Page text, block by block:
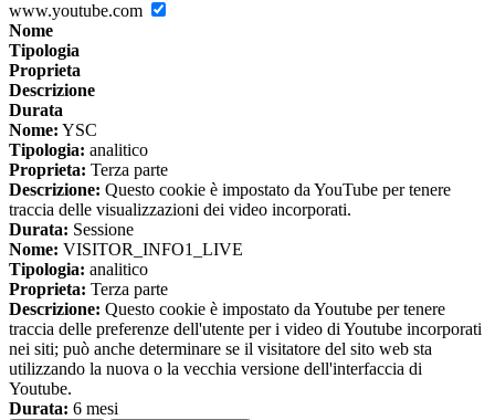
www.youtube.com
Nome
Tipologia
Proprieta
Descrizione
Durata
Nome: YSC
Tipologia: analitico
Proprieta: Terza parte
Descrizione: Questo cookie è impostato da YouTube per tenere
traccia delle visualizzazioni dei video incorporati.
Durata: Sessione
Nome: VISITOR_INFO1_LIVE
Tipologia: analitico
Proprieta: Terza parte
Descrizione: Questo cookie è impostato da Youtube per tenere
traccia delle preferenze dell'utente per i video di Youtube incorporati
nei siti; può anche determinare se il visitatore del sito web sta
utilizzando la nuova o la vecchia versione dell'interfaccia di
Youtube.
Durata: 6 mesi